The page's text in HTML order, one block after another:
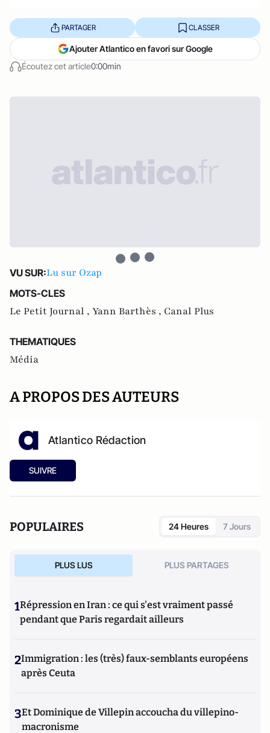
Écoutez cet article0:00min
PARTAGER CLASSER
Ajouter Atlantico en favori sur Google
VU SUR:Lu sur Ozap
MOTS-CLES
Le Petit Journal , Yann Barthès , Canal Plus
THEMATIQUES
Média
A PROPOS DES AUTEURS
Atlantico Rédaction
SUIVRE
POPULAIRES 24 Heures 7 Jours
PLUS LUS PLUS PARTAGES
1Répression en Iran : ce qui s'est vraiment passé
pendant que Paris regardait ailleurs
2Immigration : les (très) faux-semblants européens
après Ceuta
3Et Dominique de Villepin accoucha du villepino-
macronisme